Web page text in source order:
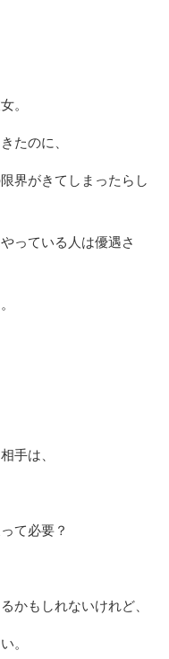
。
たのに、
界がきてしまったらし
っている人は優遇さ
手は、
て必要？
かもしれないけれど、
。